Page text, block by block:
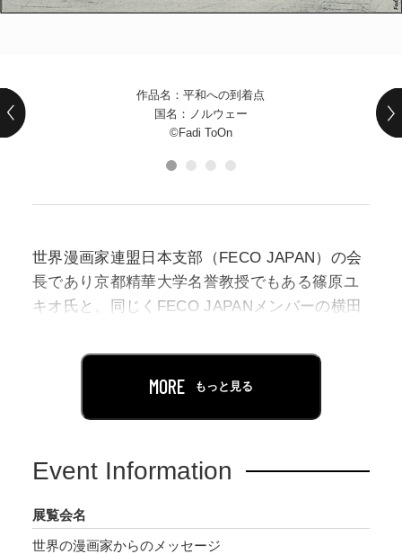
作品名：平和への到着点
国名：ノルウェー
©Fadi ToOn
世界漫画家連盟日本支部（FECO JAPAN）の会
長であり京都精華大学名誉教授でもある篠原ユ
キオ氏と、同じくFECO JAPANメンバーの横田
本の漫画家たちによる、反戦と平和をテーマと
するヒトコマ漫画１００点を紹介する展示で
インロッカーの扉それぞれに１点ずつ漫画作品
壁とし、来館される皆さんに平和を訴えます。
MORE もっと見る
Event Information
展覧会名
世界の漫画家からのメッセージ